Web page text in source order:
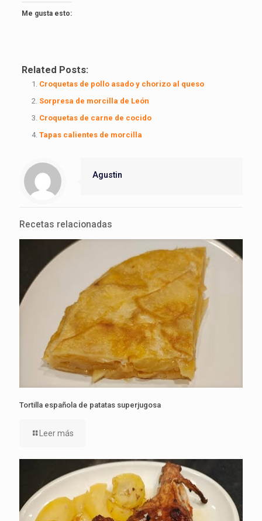
Me gusta esto:
Related Posts:
Croquetas de pollo asado y chorizo al queso
Sorpresa de morcilla de León
Croquetas de carne de cocido
Tapas calientes de morcilla
Agustin
Recetas relacionadas
Tortilla española de patatas superjugosa
Leer más